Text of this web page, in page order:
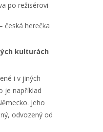
po režisérovi
česká herečka
kulturách
i v jiných
je například
Jeho
odvozený od